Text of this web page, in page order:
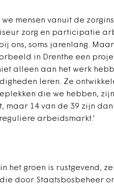
mensen vanuit de
zorg en participatie
ons, soms jarenlang.
in Drenthe een
alleen aan het werk
leren. Ze
die we hebben,
maar 14 van de 39 zijn
arbeidsmarkt.’
het groen is rustgevend,
door Staatsbosbeheer